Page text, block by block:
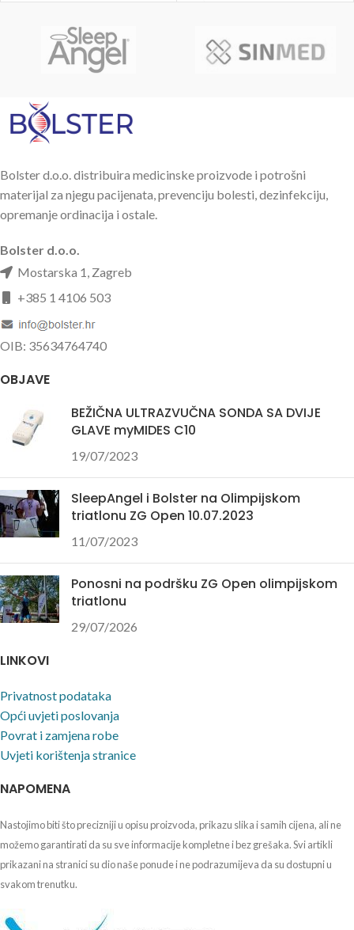
Bolster d.o.o. distribuira medicinske proizvode i potrošni
materijal za njegu pacijenata, prevenciju bolesti, dezinfekciju,
opremanje ordinacija i ostale.
Bolster d.o.o.
Mostarska 1, Zagreb
+385 1 4106 503
OIB: 35634764740
OBJAVE
BEŽIČNA ULTRAZVUČNA SONDA SA DVIJE
GLAVE myMIDES C10
19/07/2023
SleepAngel i Bolster na Olimpijskom
triatlonu ZG Open 10.07.2023
11/07/2023
Ponosni na podršku ZG Open olimpijskom
triatlonu
29/07/2026
LINKOVI
Privatnost podataka
Opći uvjeti poslovanja
Povrat i zamjena robe
Uvjeti korištenja stranice
NAPOMENA
Nastojimo biti što precizniji u opisu proizvoda, prikazu slika i samih cijena, ali ne
možemo garantirati da su sve informacije kompletne i bez grešaka. Svi artikli
prikazani na stranici su dio naše ponude i ne podrazumijeva da su dostupni u
svakom trenutku.